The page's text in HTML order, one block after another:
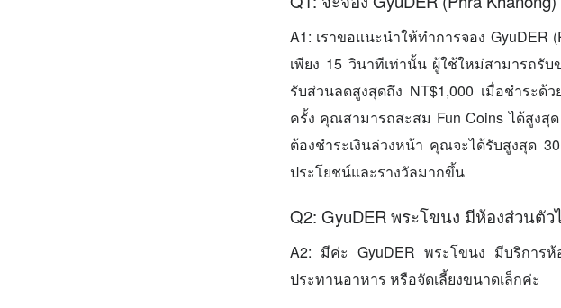
A1: เราขอแนะนำให้ทำการจอง GyuDER
เพียง 15 วินาทีเท่านั้น ผู้ใช้ใหม่สามารถรั
รับส่วนลดสูงสุดถึง NT$1,000 เมื่อชำระด้
ครั้ง คุณสามารถสะสม Fun Coins ได้สูงสุ
ต้องชำระเงินล่วงหน้า คุณจะได้รับสูงสุด
ประโยชน์และรางวัลมากขึ้น
Q2: GyuDER พระโขนง มีห้องส่วนตัว
A2: มีค่ะ GyuDER พระโขนง มีบริการห้
ประทานอาหาร หรือจัดเลี้ยงขนาดเล็กค่ะ